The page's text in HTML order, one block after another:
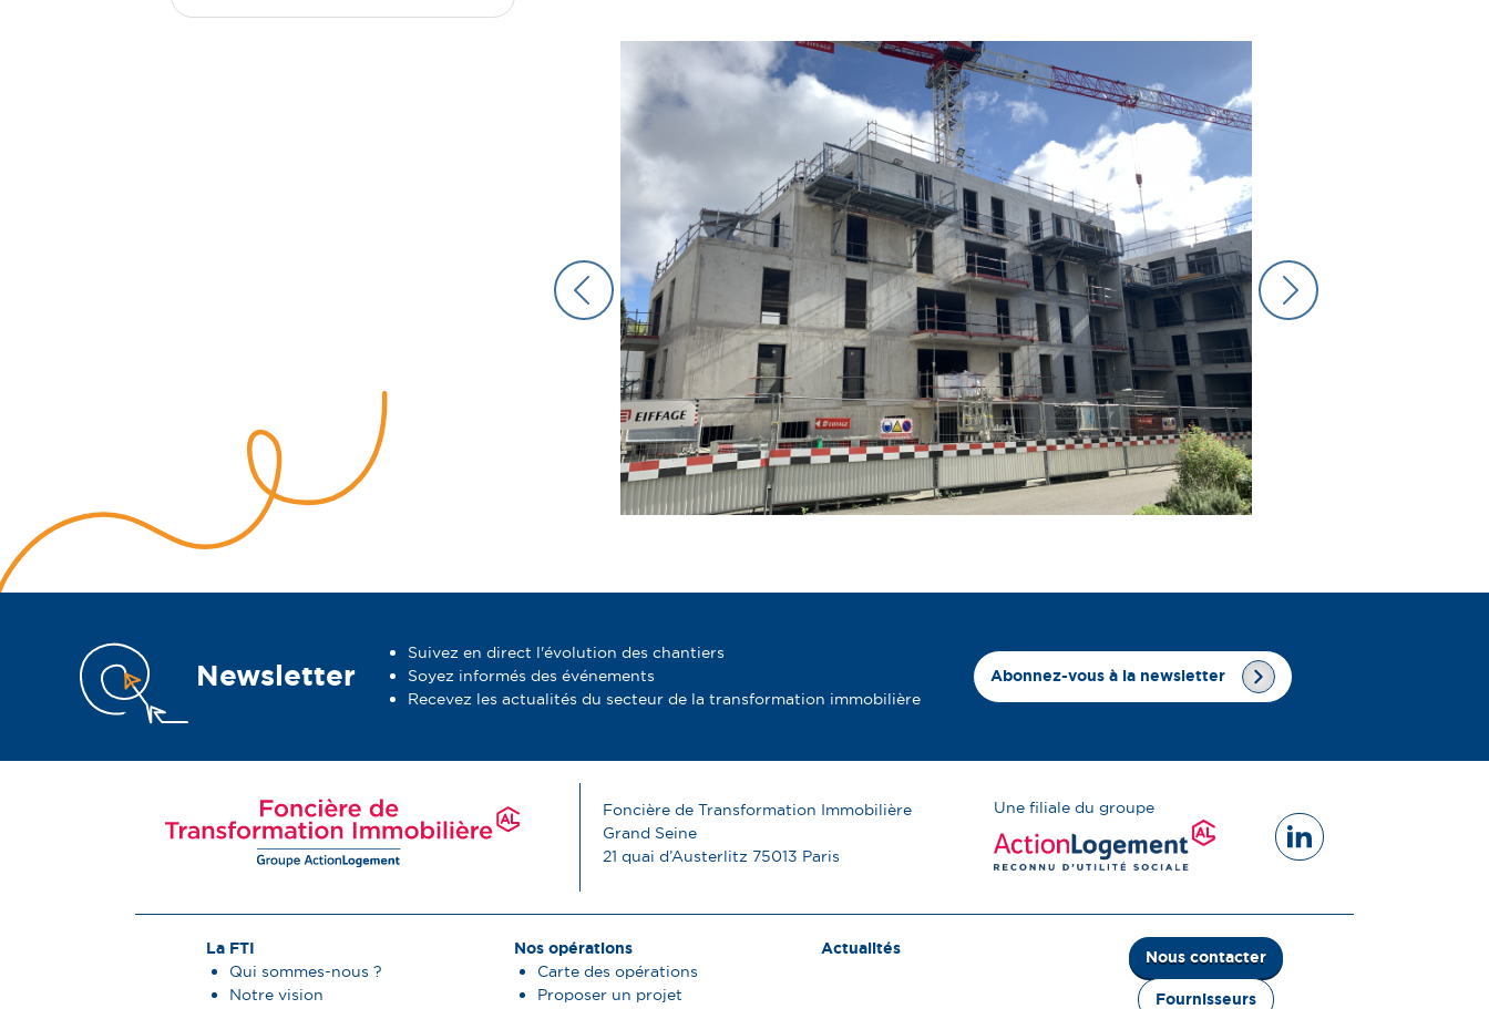
cours
Newsletter
Suivez en direct l'évolution des chantiers
Soyez informés des événements
Recevez les actualités du secteur de la transformation immobilière
Abonnez-vous à la newsletter
Foncière de Transformation Immobilière
Grand Seine
21 quai d’Austerlitz 75013 Paris
Une filiale du groupe
La FTI
Qui sommes-nous ?
Notre vision
Nos opérations
Carte des opérations
Proposer un projet
Actualités Nous contacter
Fournisseurs